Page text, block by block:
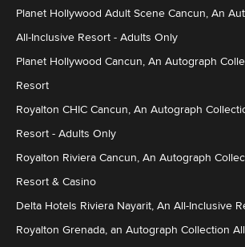
Planet Hollywood Adult Scene Cancun, An
All-Inclusive Resort - Adults Only
Planet Hollywood Cancun, An Autograph
Resort
Royalton CHIC Cancun, An Autograph
Resort - Adults Only
Royalton Riviera Cancun, An Autograph
Resort & Casino
Delta Hotels Riviera Nayarit, An All-Inclusive
Royalton Grenada, an Autograph Collection